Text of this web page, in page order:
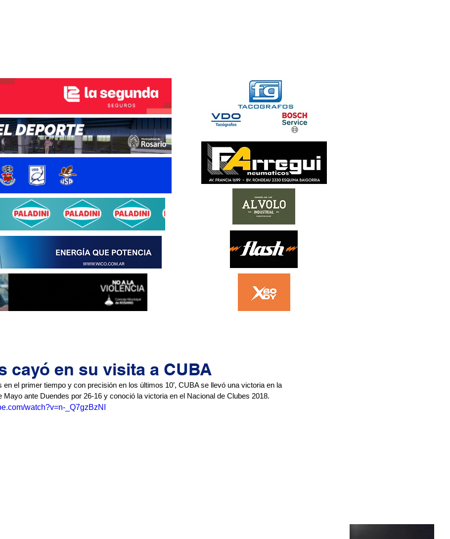
cayó en su visita a CUBA
en el primer tiempo y con precisión en los últimos 10’, CUBA se llevó una victoria en la
Mayo ante Duendes por 26-16 y conoció la victoria en el Nacional de Clubes 2018.
watch?v=n-_Q7gzBzNI